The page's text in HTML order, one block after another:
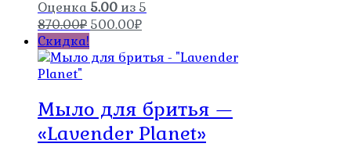
Оценка 5.00 из 5
870.00₽ Первоначальная
составляла
500.00₽Текущая
500.00₽.
Скидка!
Мыло для бритья —
«Lavender Planet»